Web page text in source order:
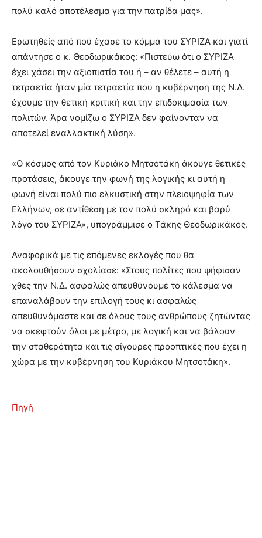
πολύ καλό αποτέλεσμα για την πατρίδα μας».
Ερωτηθείς από πού έχασε το κόμμα του ΣΥΡΙΖΑ και γιατί
απάντησε ο κ. Θεοδωρικάκος: «Πιστεύω ότι ο ΣΥΡΙΖΑ
έχει χάσει την αξιοπιστία του ή – αν θέλετε – αυτή η
τετραετία ήταν μία τετραετία που η κυβέρνηση της Ν.Δ.
έχουμε την θετική κριτική και την επιδοκιμασία των
πολιτών. Άρα νομίζω ο ΣΥΡΙΖΑ δεν φαίνονταν να
αποτελεί εναλλακτική λύση».
«Ο κόσμος από τον Κυριάκο Μητσοτάκη άκουγε θετικές
προτάσεις, άκουγε την φωνή της λογικής κι αυτή η
φωνή είναι πολύ πιο ελκυστική στην πλειοψηφία των
Ελλήνων, σε αντίθεση με τον πολύ σκληρό και βαρύ
λόγο του ΣΥΡΙΖΑ», υπογράμμισε ο Τάκης Θεοδωρικάκος.
Αναφορικά με τις επόμενες εκλογές που θα
ακολουθήσουν σχολίασε: «Στους πολίτες που ψήφισαν
χθες την Ν.Δ. ασφαλώς απευθύνουμε το κάλεσμα να
επαναλάβουν την επιλογή τους κι ασφαλώς
απευθυνόμαστε και σε όλους τους ανθρώπους ζητώντας
να σκεφτούν όλοι με μέτρο, με λογική και να βάλουν
την σταθερότητα και τις σίγουρες προοπτικές που έχει η
χώρα με την κυβέρνηση του Κυριάκου Μητσοτάκη».
Πηγή